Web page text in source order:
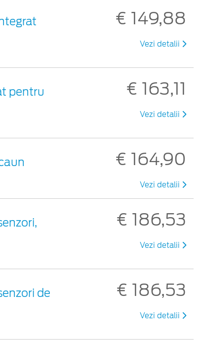
€ 149,88
Vezi detalii
pentru
€ 163,11
Vezi detalii
€ 164,90
Vezi detalii
€ 186,53
Vezi detalii
de
€ 186,53
Vezi detalii